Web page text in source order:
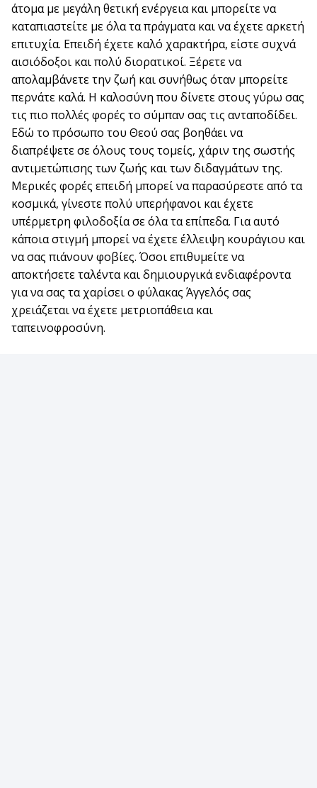
άτομα με μεγάλη θετική ενέργεια και μπορείτε να
καταπιαστείτε με όλα τα πράγματα και να έχετε αρκετή
επιτυχία. Επειδή έχετε καλό χαρακτήρα, είστε συχνά
αισιόδοξοι και πολύ διορατικοί. Ξέρετε να
απολαμβάνετε την ζωή και συνήθως όταν μπορείτε
περνάτε καλά. Η καλοσύνη που δίνετε στους γύρω σας
τις πιο πολλές φορές το σύμπαν σας τις ανταποδίδει.
Εδώ το πρόσωπο του Θεού σας βοηθάει να
διαπρέψετε σε όλους τους τομείς, χάριν της σωστής
αντιμετώπισης των ζωής και των διδαγμάτων της.
Μερικές φορές επειδή μπορεί να παρασύρεστε από τα
κοσμικά, γίνεστε πολύ υπερήφανοι και έχετε
υπέρμετρη φιλοδοξία σε όλα τα επίπεδα. Για αυτό
κάποια στιγμή μπορεί να έχετε έλλειψη κουράγιου και
να σας πιάνουν φοβίες. Όσοι επιθυμείτε να
αποκτήσετε ταλέντα και δημιουργικά ενδιαφέροντα
για να σας τα χαρίσει ο φύλακας Άγγελός σας
χρειάζεται να έχετε μετριοπάθεια και
ταπεινοφροσύνη.